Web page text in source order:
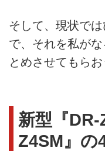
そして、現状で
で、それを私が
とめさせてもらお
新型『
Z4SM』の